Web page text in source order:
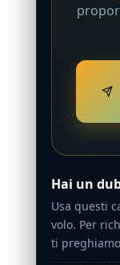
Hai un
Usa questi
volo. Per
ti